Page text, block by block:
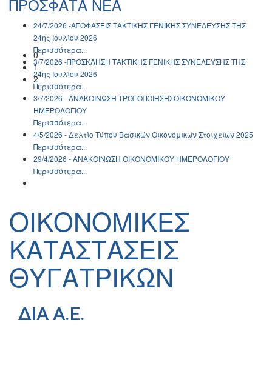
0
1
2
ΠΡΟΣΦΑΤΑ ΝΕΑ
24/7/2026 -ΑΠΟΦΑΣΕΙΣ ΤΑΚΤΙΚΗΣ ΓΕΝΙΚΗΣ ΣΥΝΕΛΕΥΣΗΣ ΤΗΣ
24ης Ιουλίου 2026
Περισσότερα...
3/7/2026 -ΠΡΟΣΚΛΗΣΗ ΤΑΚΤΙΚΗΣ ΓΕΝΙΚΗΣ ΣΥΝΕΛΕΥΣΗΣ ΤΗΣ
24ης Ιουλίου 2026
Περισσότερα...
3/7/2026 - ΑΝΑΚΟΙΝΩΣH ΤΡΟΠΟΠΟΙΗΣΗΣΟΙΚΟΝΟΜΙΚΟΥ
ΗΜΕΡΟΛΟΓΙΟΥ
Περισσότερα...
4/5/2026 - Δελτίο Τύπου Βασικών Οικονομικών Στοιχείων 2025
Περισσότερα...
29/4/2026 - ΑΝΑΚΟΙΝΩΣH ΟΙΚΟΝΟΜΙΚΟΥ ΗΜΕΡΟΛΟΓΙΟΥ
Περισσότερα...
ΟΙΚΟΝΟΜΙΚΕΣ
ΚΑΤΑΣΤΑΣΕΙΣ
ΘΥΓΑΤΡΙΚΩΝ
ΔΙΑ Α.Ε.